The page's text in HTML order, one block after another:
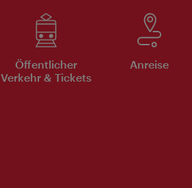
Öffentlicher
Verkehr & Tickets
Anreise